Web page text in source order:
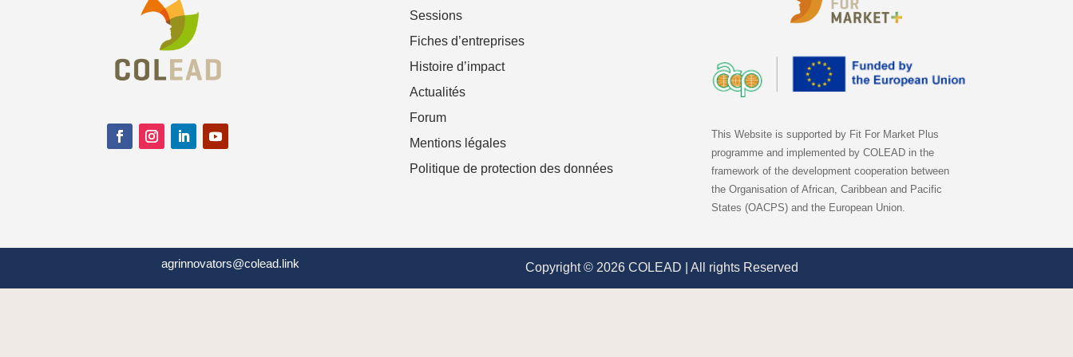
Sessions
Fiches d’entreprises
Histoire d’impact
Actualités
Forum
Mentions légales
Politique de protection des données
This Website is supported by Fit For Market Plus
programme and implemented by COLEAD in the
framework of the development cooperation between
the Organisation of African, Caribbean and Pacific
States (OACPS) and the European Union.
agrinnovators@colead.link Copyright © 2026 COLEAD | All rights Reserved